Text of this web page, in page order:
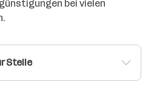
bei vielen
Stelle